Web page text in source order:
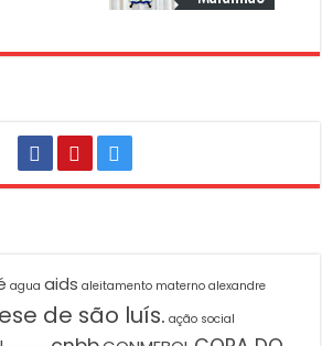
agua aids aleitamento materno alexandre
de são luís. ação social